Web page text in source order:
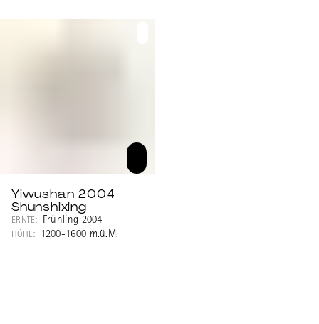
Yiwushan 2004
Shunshixing
ERNTE: Frühling 2004
HÖHE: 1200-1600 m.ü.M.